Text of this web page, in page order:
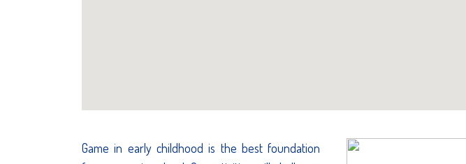
Game in early childhood is the best foundation